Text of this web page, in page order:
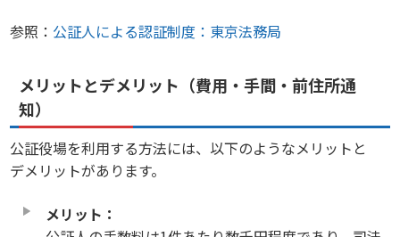
参照： 公証人による認証制度：東京法務局
メリットとデメリット（費用・手間・前住所通
知）
公証役場を利用する方法には、以下のようなメリットと
デメリットがあります。
メリット：